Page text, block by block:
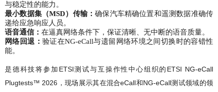
与稳定性的能力。
最小数据集（MSD）传输：确保汽车精确位置和遥测数据准确传
递给应急响应人员。
语音通信： 在逼真网络条件下，保证清晰、无中断的语音质量。
网络回退： 验证在NG-eCall与遗留网络环境之间切换时的容错性
能。
是德科技将参加ETSI测试与互操作性中心组织的ETSI NG-eCall
Plugtests™ 2026，现场展示其在混合eCall和NG-eCall测试领域的领